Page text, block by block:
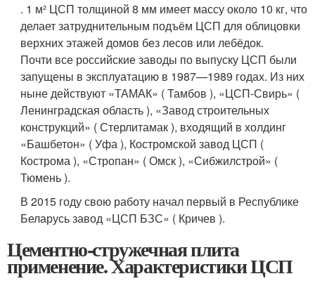
. 1 м² ЦСП толщиной 8 мм имеет массу около 10 кг, что
делает затруднительным подъём ЦСП для облицовки
верхних этажей домов без лесов или лебёдок.
Почти все российские заводы по выпуску ЦСП были
запущены в эксплуатацию в 1987—1989 годах. Из них
ныне действуют «ТАМАК» ( Тамбов ), «ЦСП-Свирь» (
Ленинградская область ), «Завод строительных
конструкций» ( Стерлитамак ), входящий в холдинг
«Башбетон» ( Уфа ), Костромской завод ЦСП (
Кострома ), «Стропан» ( Омск ), «Сибжилстрой» (
Тюмень ).
В 2015 году свою работу начал первый в Республике
Беларусь завод «ЦСП БЗС» ( Кричев ).
Цементно-стружечная плита
применение. Характеристики ЦСП